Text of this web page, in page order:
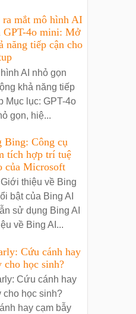
mắt mô hình AI
GPT-4o mini: Mở
năng tiếp cận cho
AI nhỏ gọn
khả năng tiếp
Mục lục: GPT-4o
gọn, hiệ...
Bing: Công cụ
tích hợp trí tuệ
của Microsoft
thiệu về Bing
bật của Bing AI
sử dụng Bing AI
về Bing AI...
Cứu cánh hay
cho học sinh?
Cứu cánh hay
cho học sinh?
hay cạm bẫy